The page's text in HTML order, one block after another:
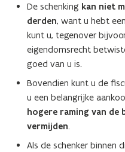
De schenking kan niet
derden, want u hebt
kunt u, tegenover
eigendomsrecht
goed van u is.
Bovendien kunt u de
u een belangrijke
hogere raming van de
vermijden.
Als de schenker binnen